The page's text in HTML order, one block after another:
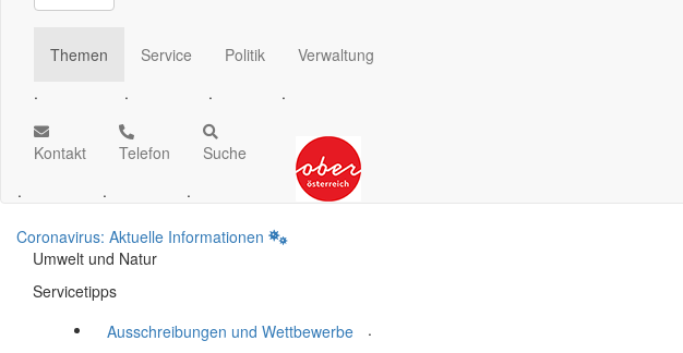
Themen
.
Service
.
Politik
.
Verwaltung
.
Kontakt
.
Telefon
.
Suche
.
Coronavirus: Aktuelle Informationen
Umwelt und Natur
Servicetipps
Ausschreibungen und Wettbewerbe
.